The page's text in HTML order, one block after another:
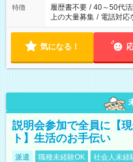
合は応募できません。
特徴 履歴書不要 / 40～50代
上の大量募集 / 電話対応
気になる！
説明会参加で全員に【
ト】生活のお手伝い
派遣 職種未経験OK 社会人未経